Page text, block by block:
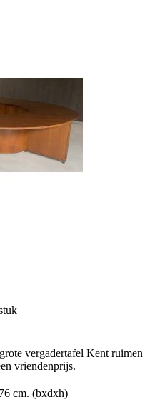
vergadertafel Kent ruimen
vriendenprijs.
cm. (bxdxh)